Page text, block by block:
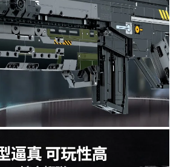
150₽
менее 50 символов) о товаре
с обязательным
и даты заказа в нашем магазине
на скидку 150₽
призы!